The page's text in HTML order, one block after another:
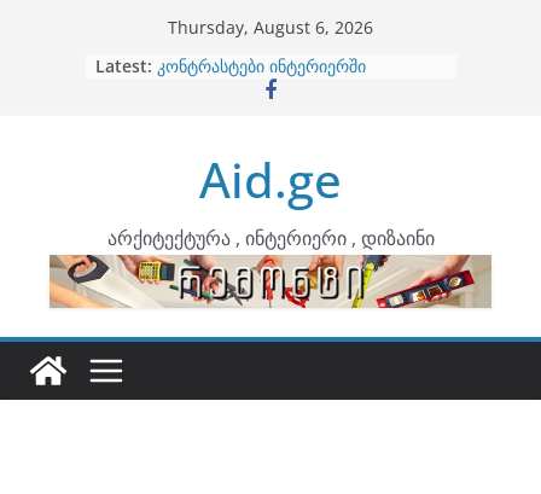
Thursday, August 6, 2026
Latest: ბინების გაერთიანება
კონტრასტები ინტერიერში
ინტერიერის დიზიანი
არტემიდი წარმოგიდგენთ
Aid.ge
არქიტექტურა , ინტერიერი , დიზაინი